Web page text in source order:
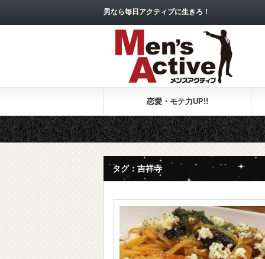
男なら毎日アクティブに生きろ！
恋愛・モテ力UP!!
タグ：吉祥寺